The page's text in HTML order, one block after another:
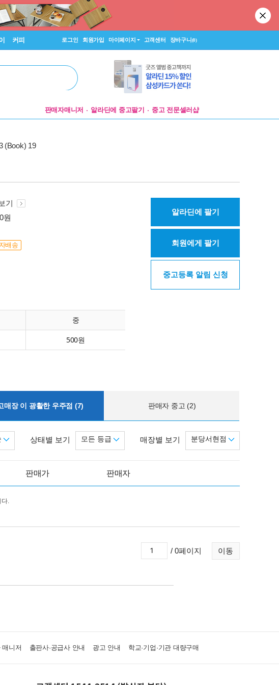
커피 로그인 회원가입 마이페이지 고객센터 장바구니(0)
판매자매니저 알라딘에 중고팔기 중고 전문셀러샵
(Book) 19
기
원
배송
중
500원
알라딘에 팔기
회원에게 팔기
중고등록 알림 신청
매장 이 광활한 우주점 (7) 판매자 중고 (2)
매장별 보기 분당서현점
상태별 보기 모든 등급
판매가 판매자
다.
이동
/ 0페이지
매니저 출판사·공급사 안내 광고 안내 학교·기업·기관 대량구매